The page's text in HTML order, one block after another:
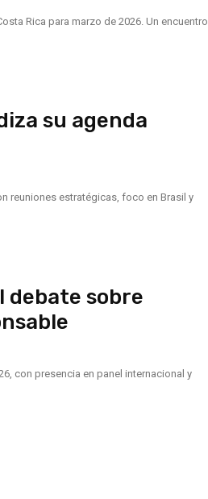
Rica para marzo de 2026. Un encuentro
su agenda
reuniones estratégicas, foco en Brasil y
debate sobre
con presencia en panel internacional y